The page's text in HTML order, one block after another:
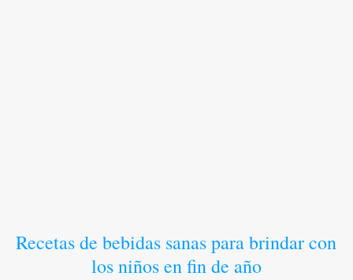
Recetas de bebidas sanas para brindar con
los niños en fin de año